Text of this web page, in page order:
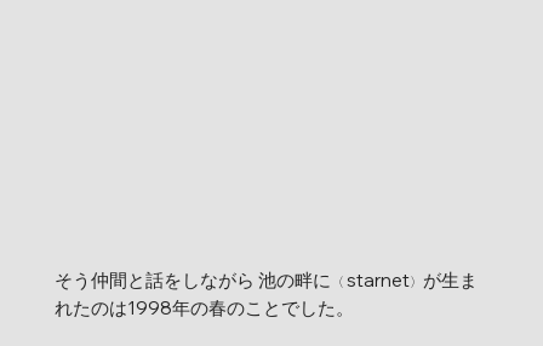
そう仲間と話をしながら 池の畔に 〈 starnet〉 が生ま
れたのは1998年の春のことでした。